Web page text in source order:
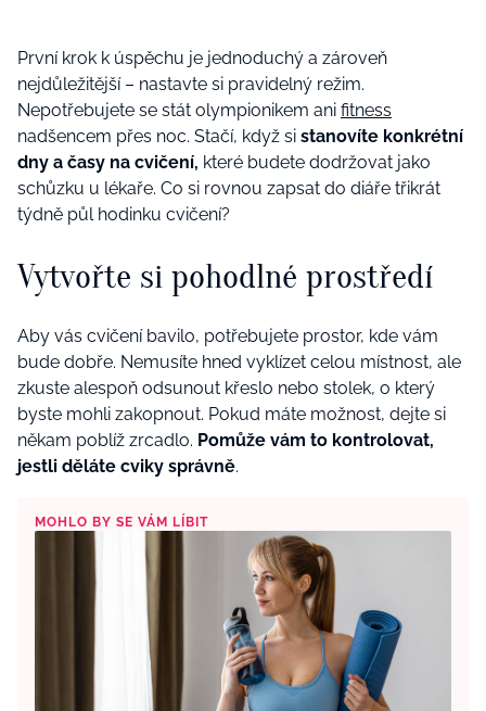
První krok k úspěchu je jednoduchý a zároveň
nejdůležitější – nastavte si pravidelný režim.
Nepotřebujete se stát olympionikem ani fitness
nadšencem přes noc. Stačí, když si stanovíte konkrétní
dny a časy na cvičení, které budete dodržovat jako
schůzku u lékaře. Co si rovnou zapsat do diáře třikrát
týdně půl hodinku cvičení?
Vytvořte si pohodlné prostředí
Aby vás cvičení bavilo, potřebujete prostor, kde vám
bude dobře. Nemusíte hned vyklízet celou místnost, ale
zkuste alespoň odsunout křeslo nebo stolek, o který
byste mohli zakopnout. Pokud máte možnost, dejte si
někam poblíž zrcadlo. Pomůže vám to kontrolovat,
jestli děláte cviky správně.
MOHLO BY SE VÁM LÍBIT